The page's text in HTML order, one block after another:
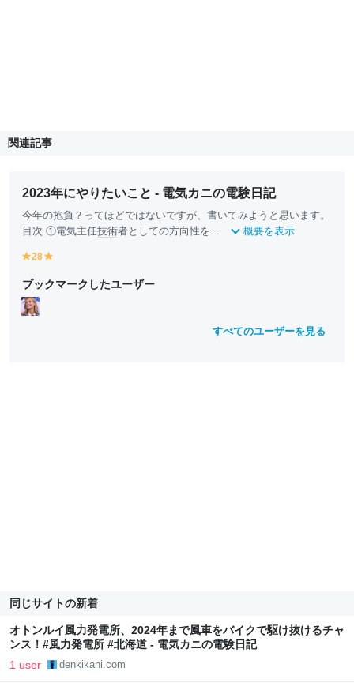
関連記事
2023年にやりたいこと - 電気カニの電験日記
今年の抱負？ってほどではないですが、書いてみようと思います。
目次 ①電気主任技術者としての方向性を... 概要を表示
y
ll
o
w
28
ll
ブックマークしたユーザー
すべてのユーザーを見る
同じサイトの新着
オトンルイ風力発電所、2024年まで風車をバイクで駆け抜けるチャ
ンス！#風力発電所 #北海道 - 電気カニの電験日記
1 user denkikani.com